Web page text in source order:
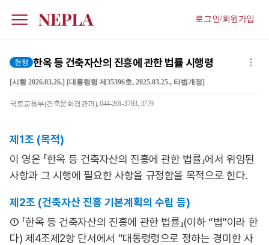
로그인/회원가입
현행 한옥 등 건축자산의 진흥에 관한 법률 시행령
[시행 2026.03.26.] [대통령령 제35396호, 2025.03.25., 타법개정]
국토교통부(건축문화경관과), 044-201-3783, 3779
제1조 (목적)
이 영은 「한옥 등 건축자산의 진흥에 관한 법률」에서 위임된
사항과 그 시행에 필요한 사항을 규정함을 목적으로 한다.
제2조 (건축자산 진흥 기본계획의 수립 등)
① 「한옥 등 건축자산의 진흥에 관한 법률」(이하 “법”이라 한
다) 제4조제2항 단서에서 “대통령령으로 정하는 경미한 사